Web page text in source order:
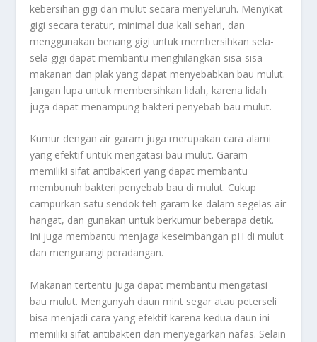
kebersihan gigi dan mulut secara menyeluruh. Menyikat
gigi secara teratur, minimal dua kali sehari, dan
menggunakan benang gigi untuk membersihkan sela-
sela gigi dapat membantu menghilangkan sisa-sisa
makanan dan plak yang dapat menyebabkan bau mulut.
Jangan lupa untuk membersihkan lidah, karena lidah
juga dapat menampung bakteri penyebab bau mulut.
Kumur dengan air garam juga merupakan cara alami
yang efektif untuk mengatasi bau mulut. Garam
memiliki sifat antibakteri yang dapat membantu
membunuh bakteri penyebab bau di mulut. Cukup
campurkan satu sendok teh garam ke dalam segelas air
hangat, dan gunakan untuk berkumur beberapa detik.
Ini juga membantu menjaga keseimbangan pH di mulut
dan mengurangi peradangan.
Makanan tertentu juga dapat membantu mengatasi
bau mulut. Mengunyah daun mint segar atau peterseli
bisa menjadi cara yang efektif karena kedua daun ini
memiliki sifat antibakteri dan menyegarkan nafas. Selain